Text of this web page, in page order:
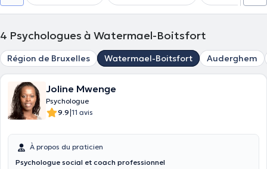
4 Psychologues à Watermael-Boitsfort
Région de Bruxelles Watermael-Boitsfort Auderghem
Joline Mwenge
Psychologue
9.9|11 avis
À propos du praticien
Psychologue social et coach professionnel